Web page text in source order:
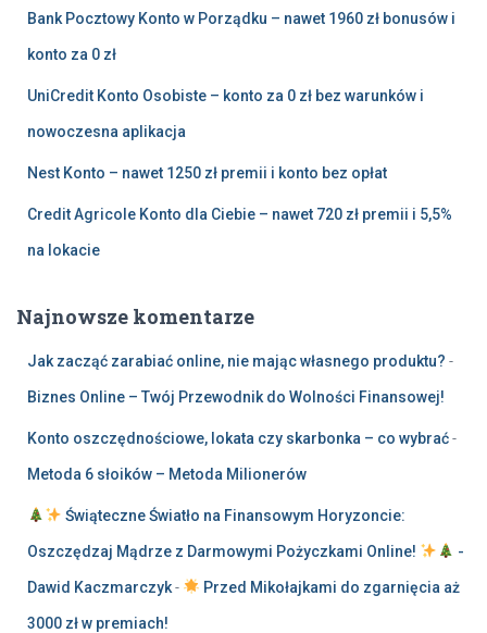
Bank Pocztowy Konto w Porządku – nawet 1960 zł bonusów i
konto za 0 zł
UniCredit Konto Osobiste – konto za 0 zł bez warunków i
nowoczesna aplikacja
Nest Konto – nawet 1250 zł premii i konto bez opłat
Credit Agricole Konto dla Ciebie – nawet 720 zł premii i 5,5%
na lokacie
Najnowsze komentarze
Jak zacząć zarabiać online, nie mając własnego produktu? -
Biznes Online – Twój Przewodnik do Wolności Finansowej!
Konto oszczędnościowe, lokata czy skarbonka – co wybrać-
Metoda 6 słoików – Metoda Milionerów
Świąteczne Światło na Finansowym Horyzoncie:
Oszczędzaj Mądrze z Darmowymi Pożyczkami Online! -
Dawid Kaczmarczyk- Przed Mikołajkami do zgarnięcia aż
3000 zł w premiach!